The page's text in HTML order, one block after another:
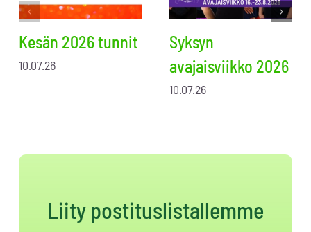
Kesän 2026 tunnit
10.07.26
Syksyn
avajaisviikko 2026
10.07.26
Liity postituslistallemme